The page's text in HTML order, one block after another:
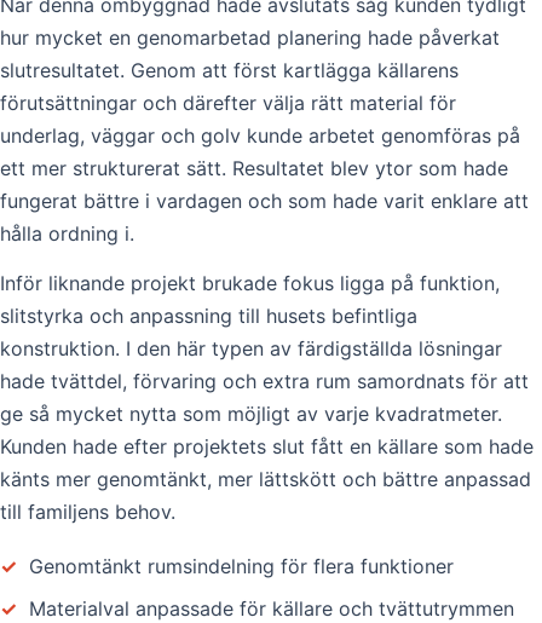
hur mycket en genomarbetad planering hade påverkat
slutresultatet. Genom att först kartlägga källarens
förutsättningar och därefter välja rätt material för
underlag, väggar och golv kunde arbetet genomföras på
ett mer strukturerat sätt. Resultatet blev ytor som hade
fungerat bättre i vardagen och som hade varit enklare att
hålla ordning i.
Inför liknande projekt brukade fokus ligga på funktion,
slitstyrka och anpassning till husets befintliga
konstruktion. I den här typen av färdigställda lösningar
hade tvättdel, förvaring och extra rum samordnats för att
ge så mycket nytta som möjligt av varje kvadratmeter.
Kunden hade efter projektets slut fått en källare som hade
känts mer genomtänkt, mer lättskött och bättre anpassad
till familjens behov.
✓ Genomtänkt rumsindelning för flera funktioner
✓ Materialval anpassade för källare och tvättutrymmen